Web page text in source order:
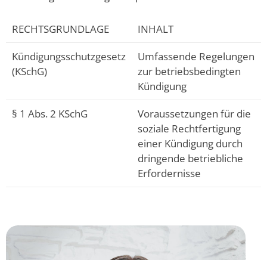
RECHTSGRUNDLAGE
INHALT
Kündigungsschutzgesetz
(KSchG)
Umfassende Regelungen
zur betriebsbedingten
Kündigung
§ 1 Abs. 2 KSchG
Voraussetzungen für die
soziale Rechtfertigung
einer Kündigung durch
dringende betriebliche
Erfordernisse